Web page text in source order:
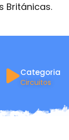
Británicas.
Categoria
Circuitos